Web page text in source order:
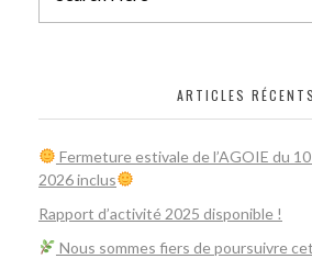
ARTICLES RÉCENTS
Fermeture estivale de l’AGOIE du
2026 inclus
Rapport d’activité 2025 disponible !
Nous sommes fiers de poursuivre